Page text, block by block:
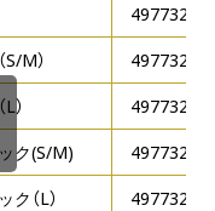
M）
）
ク(S/M)
（L）